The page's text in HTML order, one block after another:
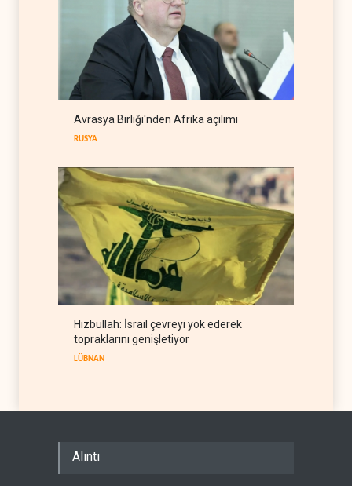
09 Ağustos 2026
WSJ: Trump, Hürmüz
açılırsa İran savaşını
bitirmeye hazır
BATI YARIM KÜRE 09 Ağustos 2026
HTŞ-Rusya anlaşması
Avrasya Birliği'nden Afrika açılımı
RUSYA
Hizbullah: İsrail çevreyi yok ederek
topraklarını genişletiyor
LÜBNAN
Alıntı